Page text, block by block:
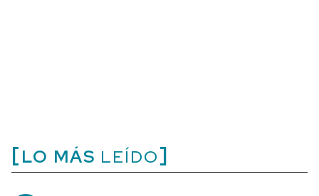
LO MÁS LEÍDO